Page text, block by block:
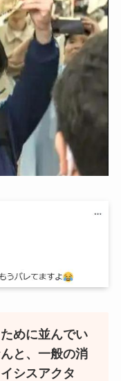
めに並んでい
と、一般の消
シスアクタ